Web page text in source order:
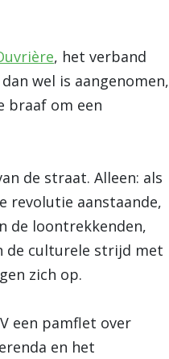
, het verband
wel is aangenomen,
braaf om een
de straat. Alleen: als
revolutie aanstaande,
de loontrekkenden,
de culturele strijd met
zich op.
een pamflet over
en het